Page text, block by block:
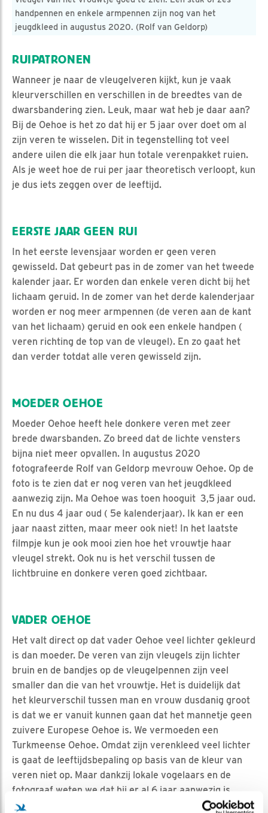
handpennen en enkele armpennen zijn nog van het
jeugdkleed in augustus 2020. (Rolf van Geldorp)
RUIPATRONEN
Wanneer je naar de vleugelveren kijkt, kun je vaak
kleurverschillen en verschillen in de breedtes van de
dwarsbandering zien. Leuk, maar wat heb je daar aan?
Bij de Oehoe is het zo dat hij er 5 jaar over doet om al
zijn veren te wisselen. Dit in tegenstelling tot veel
andere uilen die elk jaar hun totale verenpakket ruien.
Als je weet hoe de rui per jaar theoretisch verloopt, kun
je dus iets zeggen over de leeftijd.
EERSTE JAAR GEEN RUI
In het eerste levensjaar worden er geen veren
gewisseld. Dat gebeurt pas in de zomer van het tweede
kalender jaar. Er worden dan enkele veren dicht bij het
lichaam geruid. In de zomer van het derde kalenderjaar
worden er nog meer armpennen (de veren aan de kant
van het lichaam) geruid en ook een enkele handpen (
veren richting de top van de vleugel). En zo gaat het
dan verder totdat alle veren gewisseld zijn.
MOEDER OEHOE
Moeder Oehoe heeft hele donkere veren met zeer
brede dwarsbanden. Zo breed dat de lichte vensters
bijna niet meer opvallen. In augustus 2020
fotografeerde Rolf van Geldorp mevrouw Oehoe. Op de
foto is te zien dat er nog veren van het jeugdkleed
aanwezig zijn. Ma Oehoe was toen hooguit 3,5 jaar oud.
En nu dus 4 jaar oud ( 5e kalenderjaar). Ik kan er een
jaar naast zitten, maar meer ook niet! In het laatste
filmpje kun je ook mooi zien hoe het vrouwtje haar
vleugel strekt. Ook nu is het verschil tussen de
lichtbruine en donkere veren goed zichtbaar.
VADER OEHOE
Het valt direct op dat vader Oehoe veel lichter gekleurd
is dan moeder. De veren van zijn vleugels zijn lichter
bruin en de bandjes op de vleugelpennen zijn veel
smaller dan die van het vrouwtje. Het is duidelijk dat
het kleurverschil tussen man en vrouw dusdanig groot
is dat we er vanuit kunnen gaan dat het mannetje geen
zuivere Europese Oehoe is. We vermoeden een
Turkmeense Oehoe. Omdat zijn verenkleed veel lichter
is gaat de leeftijdsbepaling op basis van de kleur van
veren niet op. Maar dankzij lokale vogelaars en de
fotograaf weten we dat hij er al 6 jaar aanwezig is.
Meer over veren vindt u op de
website van de